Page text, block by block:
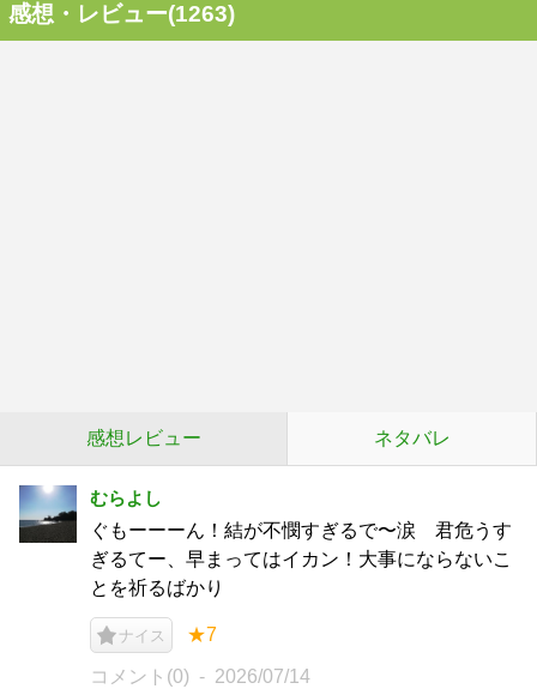
感想・レビュー(1263)
感想レビュー ネタバレ
むらよし
ぐもーーーん！結が不憫すぎるで〜涙 君危うす
ぎるてー、早まってはイカン！大事にならないこ
とを祈るばかり
ナイス ★7
コメント(0) 2026/07/14